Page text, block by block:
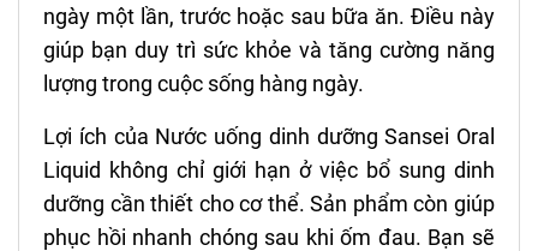
ngày một lần, trước hoặc sau bữa ăn. Điều này
giúp bạn duy trì sức khỏe và tăng cường năng
lượng trong cuộc sống hàng ngày.
Lợi ích của Nước uống dinh dưỡng Sansei Oral
Liquid không chỉ giới hạn ở việc bổ sung dinh
dưỡng cần thiết cho cơ thể. Sản phẩm còn giúp
phục hồi nhanh chóng sau khi ốm đau. Bạn sẽ